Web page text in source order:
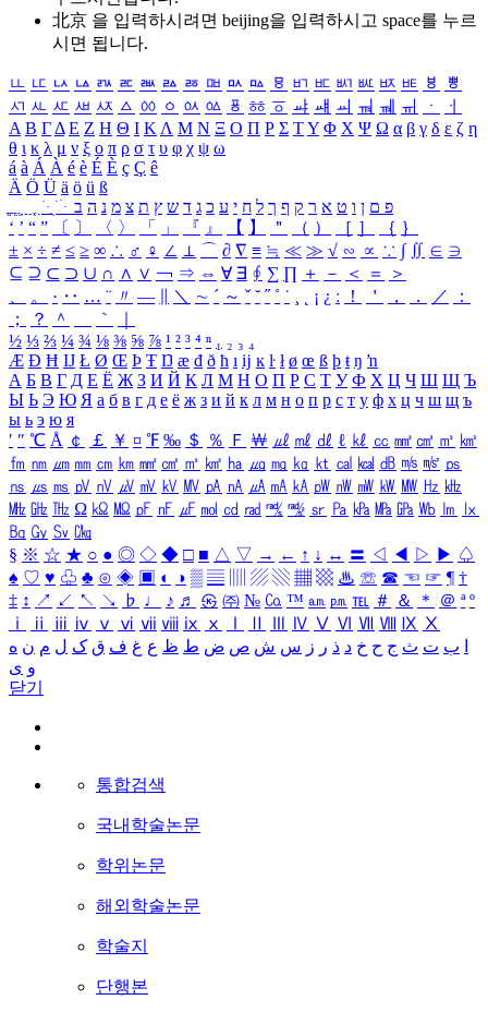
北京 을 입력하시려면 beijing을 입력하시고 space를 누르
시면 됩니다.
ㅥ ㅦ ㅧ ㅨ ㅩ ㅪ ㅫ ㅬ ㅭ ㅮ ㅯ ㅰ ㅱ ㅲ ㅳ ㅴ ㅵ ㅶ ㅷ ㅸ
ㅹ
ㅺ ㅻ ㅼ ㅽ ㅾ ㅿ ㆀ ㆁ ㆂ ㆃ ㆄ ㆅ ㆆ ㆇ ㆈ ㆉ ㆊ ㆋ ㆌ ㆍ
ㆎ
Α Β ΓΔ Ε Ζ Η Θ Ι ΚΛ Μ Ν Ξ Ο Π Ρ Σ ΤΥ Φ Χ Ψ Ω α β γ δ ε ζ η
θ ι κ λ μ ν ξ ο π ρ σ τ υ φ χ ψ ω
á à Á À é è É È ç Ç ê
Ä Ö Ü ä ö ü ß
ִֶֹ ֻּ ׁׂ פ ם ן ו ט א ר ק ף ך ל ח י ע כ ג ד ש ץ ת צ מ נ ה ב
‘ ’ “ ” 〔 〕 〈 〉 「 」 『 』 【 】 ＂ （ ） ［ ］ ｛ ｝
± × ÷ ≠ ≤ ≥ ∞ ∴ ♂ ♀ ∠ ⊥ ⌒ ∂ ∇ ≡ ≒ ≪ ≫ √ ∽ ∝ ∵ ∫ ∬ ∈ ∋
⊆ ⊇ ⊂ ⊃ ∪ ∩ ∧ ∨ ￢ ⇒ ⇔ ∀ ∃ ∮ ∑ ∏ ＋ － ＜ ＝
＞
、
。 · ‥ … ¨ 〃 ― ＼ ∼ ´ ～ ˇ ˘ ˝ ˚ ˙ ¸ ¡ ¿ ː ！ ＇ ， ． ／
：
；
？ ＾ ｀
½ ⅓ ⅔ ¼ ¾ ⅛ ⅜ ⅝ ⅞ ¹ ² ³ ⁴ ⁿ ₁ ₂ ₃ ₄
Æ Ð Ħ Ĳ Ł Ø Œ Þ Ŧ Ŋ æ đ ð ħ ı ĳ ĸ ŀ ł ø œ ß þ ŧ ŋ ŉ
А Б В Г Д Е Ё Ж З И Й К Л М Н О П Р С Т У Ф Х Ц Ч Ш Щ Ъ
Ы Ь Э Ю Я а б в г д е ё ж з и й к л м н о п р с т у ф х ц ч ш щ ъ
ы ь э ю я
′ ″ ℃ Å ￠ ￡ ￥ ¤ ℉ ‰ ＄ ％ Ｆ ￦ ㎕ ㎖ ㎗ ℓ ㎘ ㏄ ㎣ ㎤ ㎥ ㎦
㎙ ㎚ ㎛ ㎜ ㎝ ㎞ ㎟ ㎠ ㎡ ㎢ ㏊ ㎍ ㎎ ㎏ ㏏ ㎈ ㎉ ㏈ ㎧ ㎨ ㎰
㎱ ㎲ ㎳ ㎴ ㎵ ㎶ ㎷ ㎸ ㎹ ㎀ ㎁ ㎂ ㎃ ㎄ ㎺ ㎻ ㎽ ㎾ ㎿ ㎐ ㎑
㎒ ㎓ ㎔ Ω ㏀ ㏁ ㎊ ㎋ ㎌ ㏖ ㏅ ㎭ ㎮ ㎯ ㏛ ㎩ ㎪ ㎫ ㎬ ㏝ ㏐
㏓
㏃ ㏉ ㏜ ㏆
§ ※ ☆ ★ ○ ● ◎ ◇ ◆ □ ■ △ ▽ → ← ↑ ↓ ↔ 〓 ◁ ◀ ▷ ▶ ♤
♠ ♡ ♥ ♧ ♣ ⊙ ◈ ▣ ◐ ◑ ▒ ▤ ▨ ▧ ▦ ▩ ♨ ☏ ☎ ☜ ☞ ¶ †
‡ ↕ ↗ ↙ ↖ ↘ ♭ ♩ ♪ ♬ ㉿ ㈜ № ㏇ ™ ㏂ ㏘ ℡ ＃ ＆ ＊ ＠ ª º
ⅰ
ⅱ ⅲ ⅳ ⅴ ⅵ ⅶ ⅷ ⅸ ⅹ Ⅳ Ⅴ Ⅵ Ⅶ Ⅷ Ⅸ Ⅹ
ب ت ث ج ح خ د ذ ر ز س ش ص ض ط ظ ع غ ف ق ک ل م ن ه
و ی
닫기
통합검색
국내학술논문
학위논문
해외학술논문
학술지
단행본